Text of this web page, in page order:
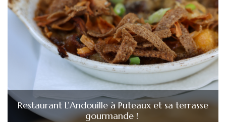
Restaurant L’Andouille à Puteaux et sa terrasse
gourmande !